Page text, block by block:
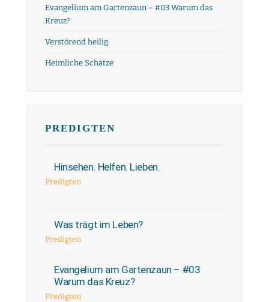
Evangelium am Gartenzaun – #03 Warum das
Kreuz?
Verstörend heilig
Heimliche Schätze
PREDIGTEN
Hinsehen. Helfen. Lieben.
Predigten
Was trägt im Leben?
Predigten
Evangelium am Gartenzaun – #03
Warum das Kreuz?
Predigten